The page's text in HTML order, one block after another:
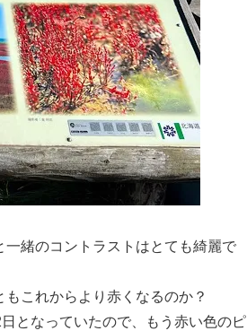
緒のコントラストはとても綺麗で
これからより赤くなるのか？
となっていたので、もう赤い色のピ